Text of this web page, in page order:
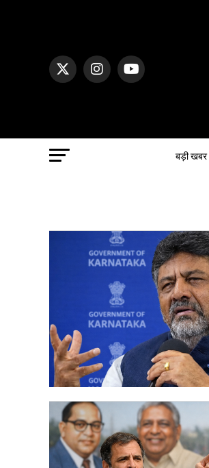
बड़ी खबर